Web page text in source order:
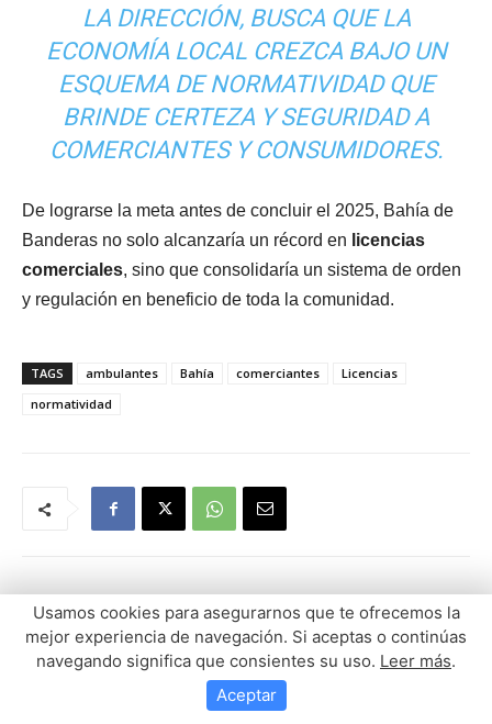
Usamos cookies para asegurarnos que te ofrecemos la
mejor experiencia de navegación. Si aceptas o continúas
navegando significa que consientes su uso. Leer más.
Aceptar